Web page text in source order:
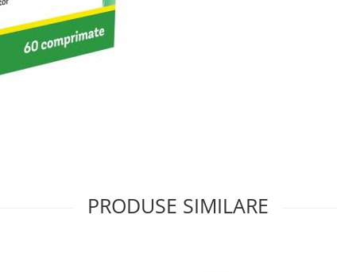
PRODUSE SIMILARE